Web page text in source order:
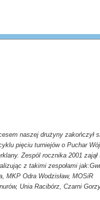
naszej drużyny zakończył
pięciu turniejów o Puchar
Zespól rocznika 2001 zajął
z takimi zespołami
MKP Odra Wodzisław, MOSiR
Unia Racibórz, Czarni